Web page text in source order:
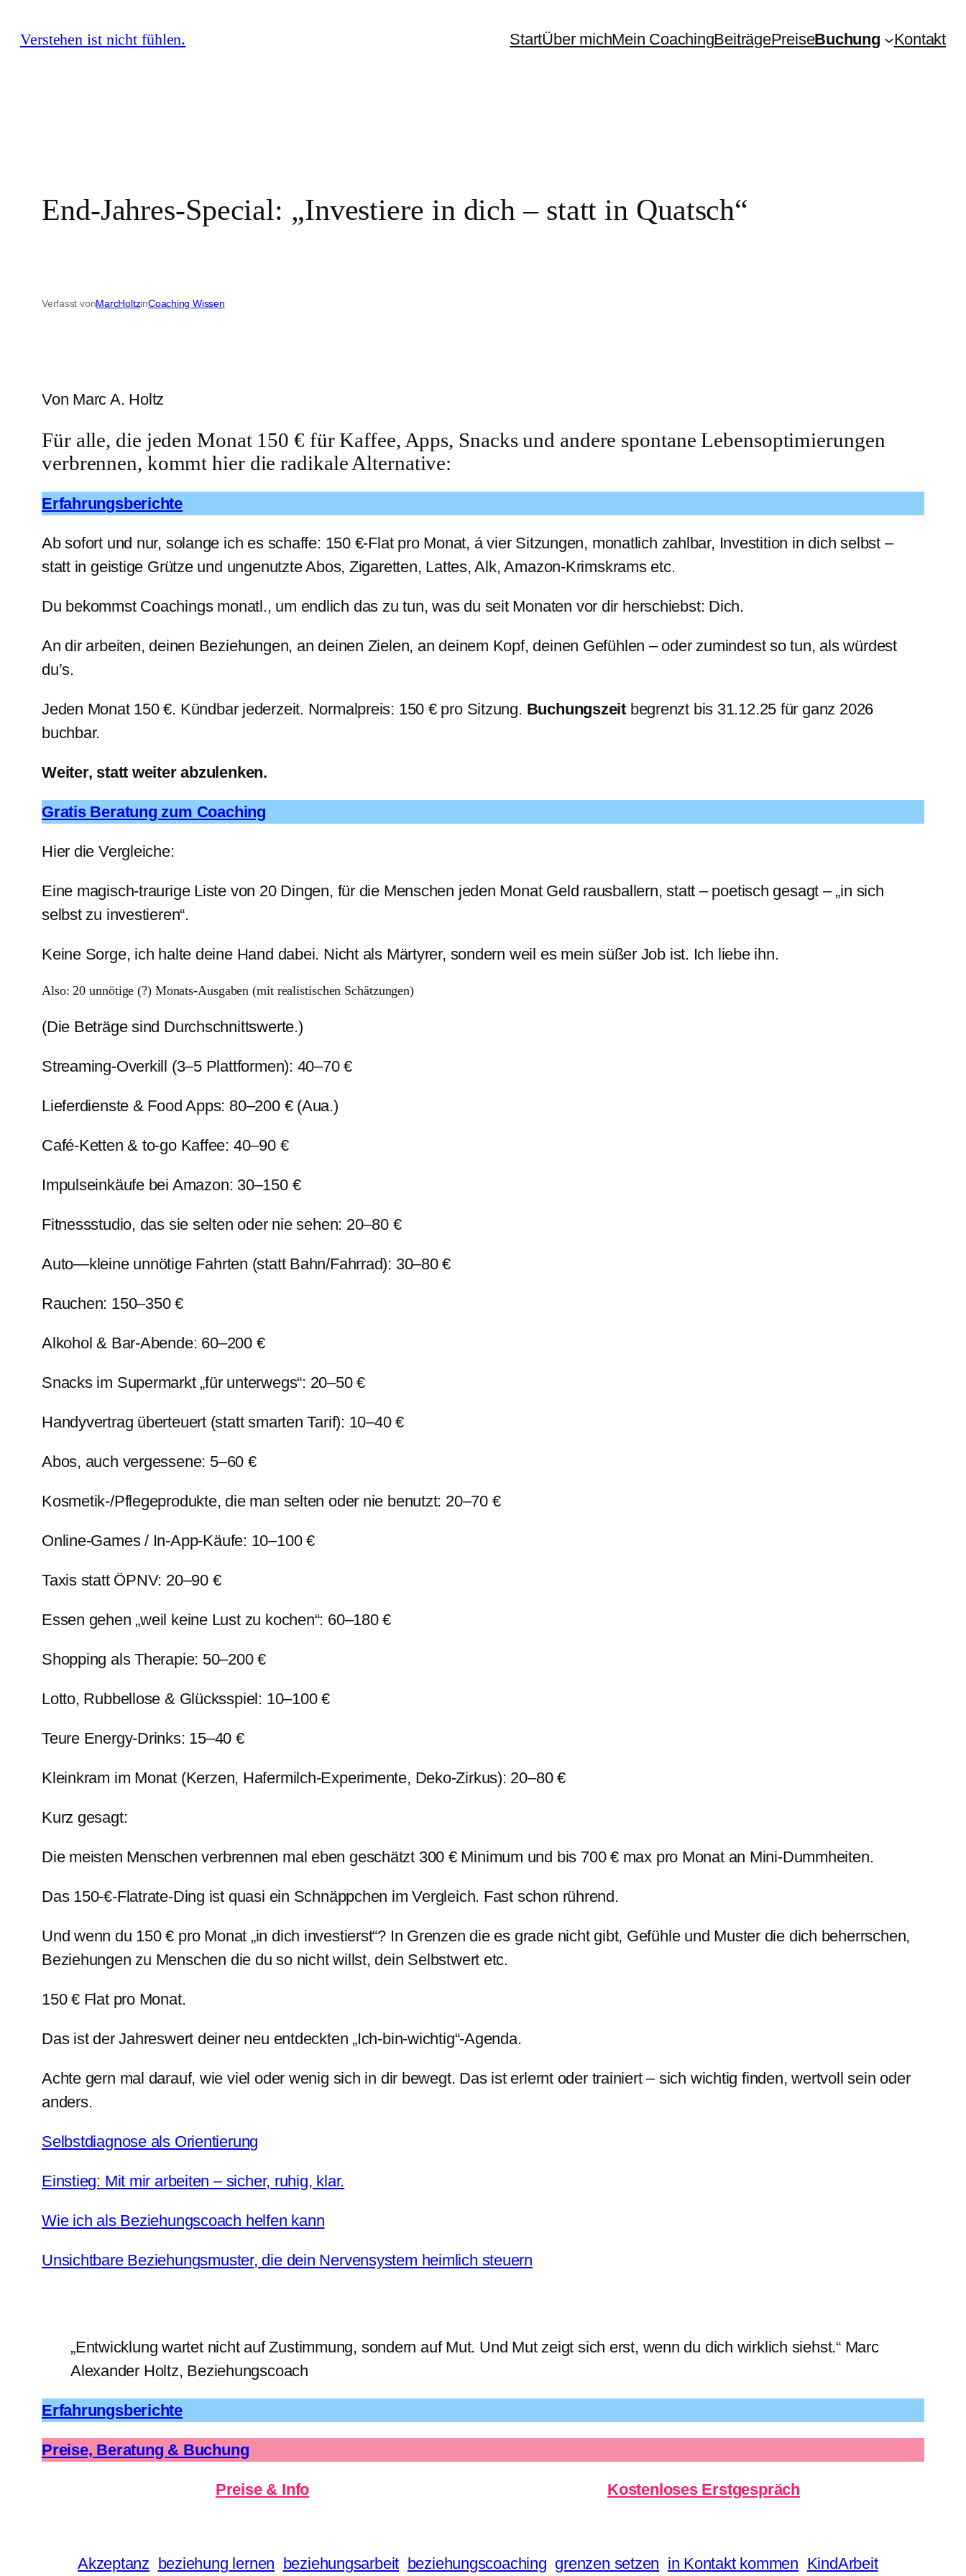
Inhalt
Verstehen ist nicht fühlen. StartÜber michMein CoachingBeiträgePreiseBuchung Kontakt
End-Jahres-Special: „Investiere in dich – statt in Quatsch“
Verfasst vonMarcHoltzinCoaching Wissen
Von Marc A. Holtz
Für alle, die jeden Monat 150 € für Kaffee, Apps, Snacks und andere spontane Lebensoptimierungen
verbrennen, kommt hier die radikale Alternative:
Erfahrungsberichte
Ab sofort und nur, solange ich es schaffe: 150 €-Flat pro Monat, á vier Sitzungen, monatlich zahlbar, Investition in dich selbst –
statt in geistige Grütze und ungenutzte Abos, Zigaretten, Lattes, Alk, Amazon-Krimskrams etc.
Du bekommst Coachings monatl., um endlich das zu tun, was du seit Monaten vor dir herschiebst: Dich.
An dir arbeiten, deinen Beziehungen, an deinen Zielen, an deinem Kopf, deinen Gefühlen – oder zumindest so tun, als würdest
du’s.
Jeden Monat 150 €. Kündbar jederzeit. Normalpreis: 150 € pro Sitzung. Buchungszeitbegrenzt bis 31.12.25 für ganz 2026
buchbar.
Weiter, statt weiter abzulenken.
Gratis Beratung zum Coaching
Hier die Vergleiche:
Eine magisch-traurige Liste von 20 Dingen, für die Menschen jeden Monat Geld rausballern, statt – poetisch gesagt – „in sich
selbst zu investieren“.
Keine Sorge, ich halte deine Hand dabei. Nicht als Märtyrer, sondern weil es mein süßer Job ist. Ich liebe ihn.
Also: 20 unnötige (?) Monats-Ausgaben (mit realistischen Schätzungen)
(Die Beträge sind Durchschnittswerte.)
Streaming-Overkill (3–5 Plattformen): 40–70 €
Lieferdienste & Food Apps: 80–200 € (Aua.)
Café-Ketten & to-go Kaffee: 40–90 €
Impulseinkäufe bei Amazon: 30–150 €
Fitnessstudio, das sie selten oder nie sehen: 20–80 €
Auto—kleine unnötige Fahrten (statt Bahn/Fahrrad): 30–80 €
Rauchen: 150–350 €
Alkohol & Bar-Abende: 60–200 €
Snacks im Supermarkt „für unterwegs“: 20–50 €
Handyvertrag überteuert (statt smarten Tarif): 10–40 €
Abos, auch vergessene: 5–60 €
Kosmetik-/Pflegeprodukte, die man selten oder nie benutzt: 20–70 €
Online-Games / In-App-Käufe: 10–100 €
Taxis statt ÖPNV: 20–90 €
Essen gehen „weil keine Lust zu kochen“: 60–180 €
Shopping als Therapie: 50–200 €
Lotto, Rubbellose & Glücksspiel: 10–100 €
Teure Energy-Drinks: 15–40 €
Kleinkram im Monat (Kerzen, Hafermilch-Experimente, Deko-Zirkus): 20–80 €
Kurz gesagt:
Die meisten Menschen verbrennen mal eben geschätzt 300 € Minimum und bis 700 € max pro Monat an Mini-Dummheiten.
Das 150-€-Flatrate-Ding ist quasi ein Schnäppchen im Vergleich. Fast schon rührend.
Und wenn du 150 € pro Monat „in dich investierst“? In Grenzen die es grade nicht gibt, Gefühle und Muster die dich beherrschen,
Beziehungen zu Menschen die du so nicht willst, dein Selbstwert etc.
150 € Flat pro Monat.
Das ist der Jahreswert deiner neu entdeckten „Ich-bin-wichtig“-Agenda.
Achte gern mal darauf, wie viel oder wenig sich in dir bewegt. Das ist erlernt oder trainiert – sich wichtig finden, wertvoll sein oder
anders.
Selbstdiagnose als Orientierung
Einstieg: Mit mir arbeiten – sicher, ruhig, klar.
Wie ich als Beziehungscoach helfen kann
Unsichtbare Beziehungsmuster, die dein Nervensystem heimlich steuern
„Entwicklung wartet nicht auf Zustimmung, sondern auf Mut. Und Mut zeigt sich erst, wenn du dich wirklich siehst.“ Marc
Alexander Holtz, Beziehungscoach
Erfahrungsberichte
Preise, Beratung & Buchung
Preise & Info KostenlosesErstgespräch
Akzeptanz beziehung lernen beziehungsarbeit beziehungscoaching grenzen setzen in Kontakt kommen KindArbeit